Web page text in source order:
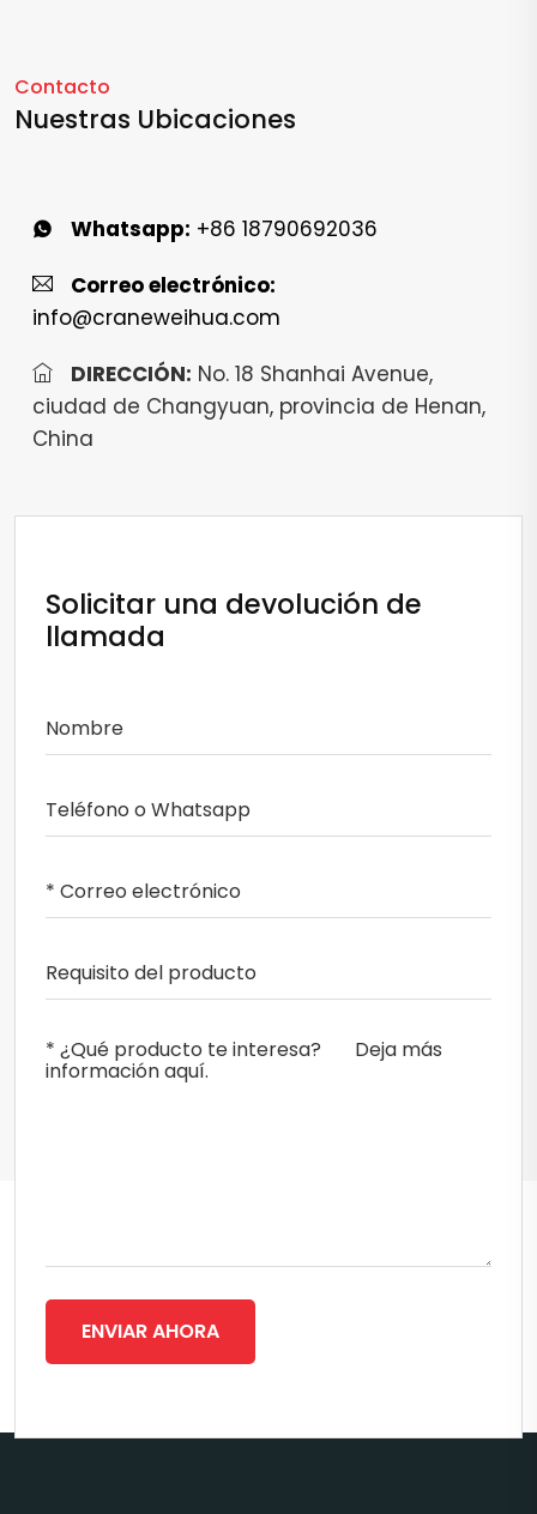
Contacto
Nuestras Ubicaciones
Whatsapp: +86 18790692036
Correo electrónico:
info@craneweihua.com
DIRECCIÓN: No. 18 Shanhai Avenue,
ciudad de Changyuan, provincia de Henan,
China
Solicitar una devolución de
llamada
ENVIAR AHORA